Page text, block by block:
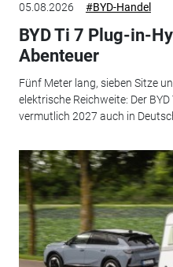
05.08.2026 #BYD-Handel
BYD Ti 7 Plug-in-
Abenteuer
Fünf Meter lang, sieben Sitze
elektrische Reichweite: Der
vermutlich 2027 auch in